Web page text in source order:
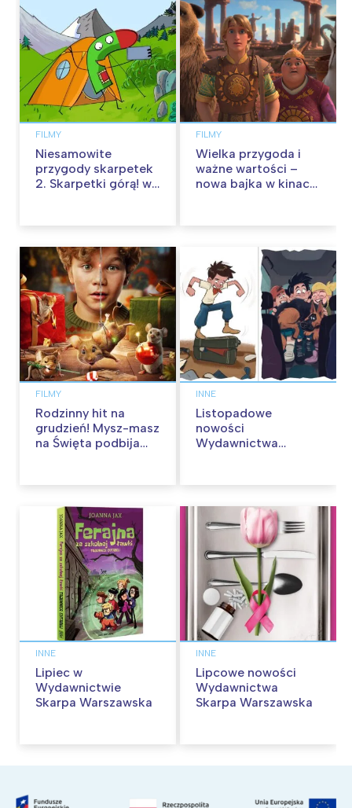
FILMY
Niesamowite
przygody skarpetek
2. Skarpetki górą! w
FILMY
Wielka przygoda i
ważne wartości –
nowa bajka w kinach
FILMY
Rodzinny hit na
grudzień! Mysz-masz
na Święta podbija
INNE
Listopadowe
nowości
Wydawnictwa
INNE
Lipiec w
Wydawnictwie
Skarpa Warszawska
INNE
Lipcowe nowości
Wydawnictwa
Skarpa Warszawska